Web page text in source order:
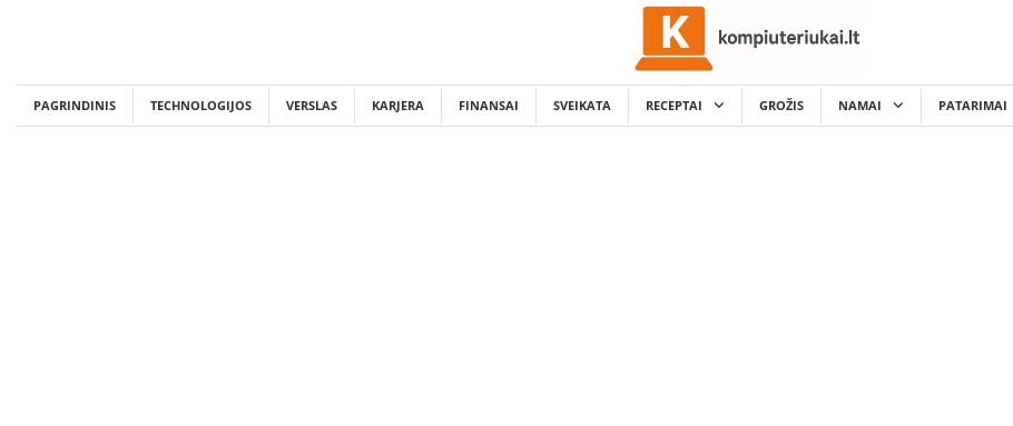
PAGRINDINIS TECHNOLOGIJOS VERSLAS KARJERA FINANSAI SVEIKATA RECEPTAI GROŽIS NAMAI PATARIMAI